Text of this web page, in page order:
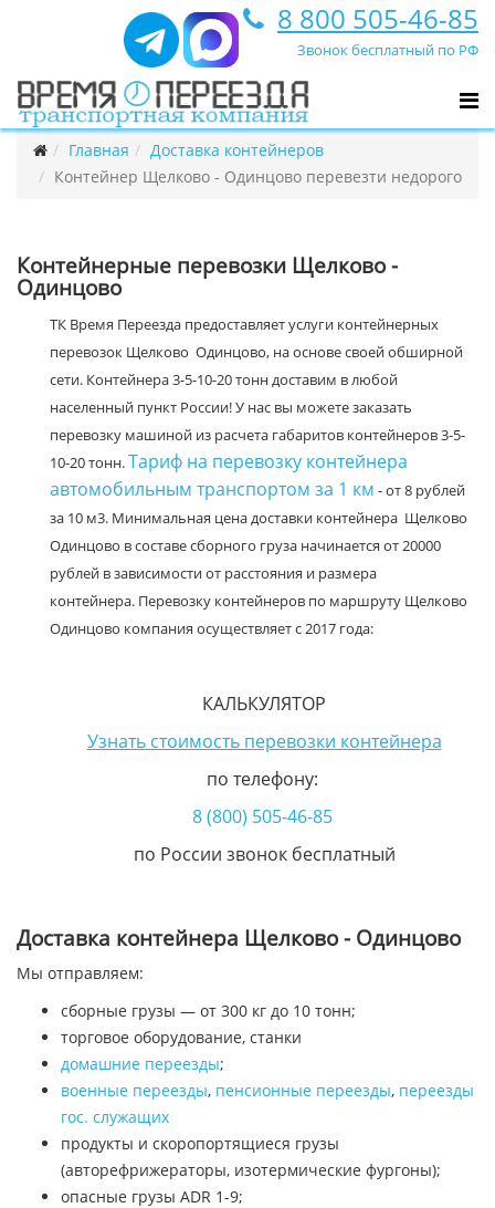
8 800 505-46-85
Звонок бесплатный по РФ
Главная
Доставка контейнеров
Контейнер Щелково - Одинцово перевезти недорого
Контейнерные перевозки Щелково -
Одинцово
ТК Время Переезда предоставляет услуги контейнерных
перевозок Щелково Одинцово, на основе своей обширной
сети. Контейнера 3-5-10-20 тонн доставим в любой
населенный пункт России! У нас вы можете заказать
перевозку машиной из расчета габаритов контейнеров 3-5-
10-20 тонн.Тариф на перевозку контейнера
автомобильным транспортом за 1 км - от 8 рублей
за 10 м3. Минимальная цена доставки контейнера Щелково
Одинцово в составе сборного груза начинается от 20000
рублей в зависимости от расстояния и размера
контейнера. Перевозку контейнеров по маршруту Щелково
Одинцово компания осуществляет с 2017 года:
КАЛЬКУЛЯТОР
Узнать стоимость перевозки контейнера
по телефону:
8 (800) 505-46-85
по России звонок бесплатный
Доставка контейнера Щелково - Одинцово
Мы отправляем:
сборные грузы — от 300 кг до 10 тонн;
торговое оборудование, станки
домашние переезды;
военные переезды, пенсионные переезды, переезды
гос. служащих
продукты и скоропортящиеся грузы
(авторефрижераторы, изотермические фургоны);
опасные грузы ADR 1-9;